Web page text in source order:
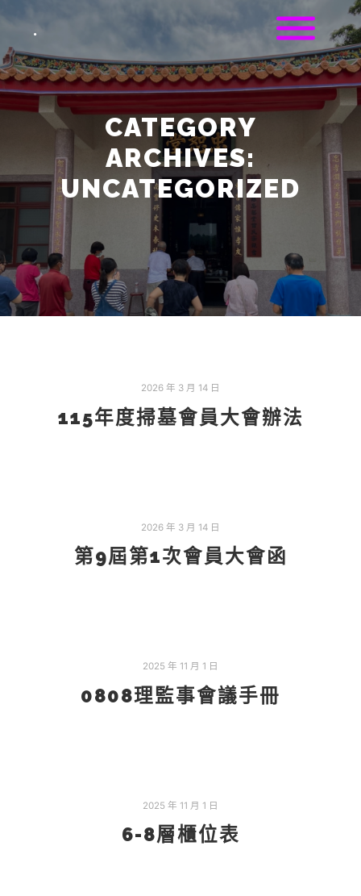
.
CATEGORY
ARCHIVES:
UNCATEGORIZED
2026 年 3 月 14 日
115年度掃墓會員大會辦法
2026 年 3 月 14 日
第9屆第1次會員大會函
2025 年 11 月 1 日
0808理監事會議手冊
2025 年 11 月 1 日
6-8層櫃位表